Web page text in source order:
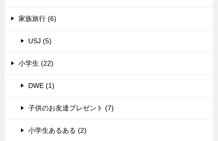
家族旅行 (6)
USJ (5)
小学生 (22)
DWE (1)
子供のお友達プレゼント (7)
小学生あるある (2)